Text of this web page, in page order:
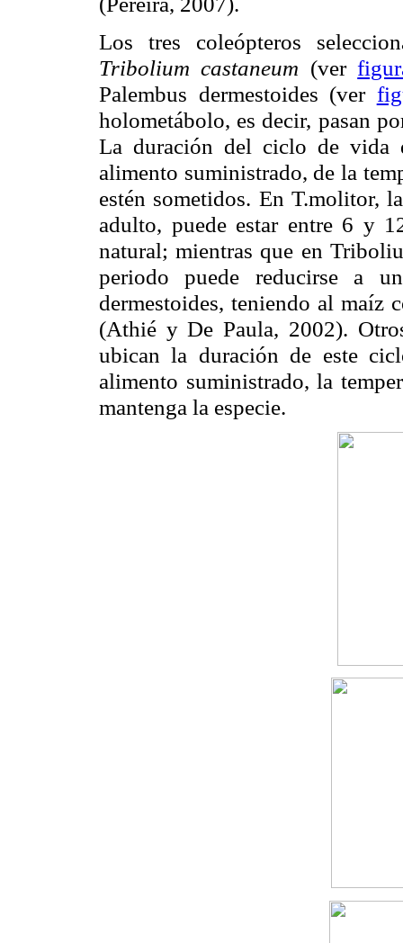
Los tres coleópteros
Tribolium castaneum (ver
Palembus dermestoides (ver
holometábolo, es decir, pasan
La duración del ciclo de vida
alimento suministrado, de la
estén sometidos. En T.molitor,
adulto, puede estar entre 6 y
natural; mientras que en
periodo puede reducirse a
dermestoides, teniendo al maíz
(Athié y De Paula, 2002).
ubican la duración de este
alimento suministrado, la
mantenga la especie.